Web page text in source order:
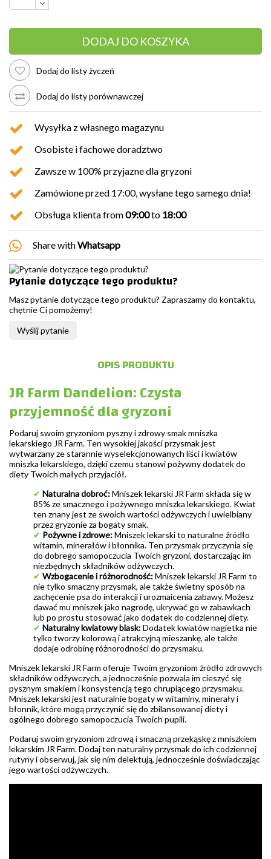
DODAJ DO KOSZYKA
Dodaj do listy życzeń
Dodaj do listy porównawczej
Wysyłka z własnego magazynu
Osobiste i fachowe doradztwo
Zawsze w 100% przyjazne dla gryzoni
Zamówione przed 17:00, wysłane tego samego dnia!
Obsługa klienta from09:00to 18:00
Share withWhatsapp
Pytanie dotyczące tego produktu?
Masz pytanie dotyczące tego produktu? Zapraszamy do kontaktu,
chętnie Ci pomożemy!
Wyślij pytanie
OPIS PRODUKTU
JR Farm Dandelion: Czysta
przyjemność dla gryzoni
Podaruj swoim gryzoniom pyszny i zdrowy smak mniszka
lekarskiego JR Farm. Ten wysokiej jakości przysmak jest
wytwarzany ze starannie wyselekcjonowanych liści i kwiatów
mniszka lekarskiego, dzięki czemu stanowi pożywny dodatek do
diety Twoich małych przyjaciół.
✔ Naturalna dobroć:Mniszek lekarski JR Farm składa się w
85% ze smacznego i pożywnego mniszka lekarskiego. Kwiat
ten znany jest ze swoich wartości odżywczych i uwielbiany
przez gryzonie za bogaty smak.
✔ Pożywne i zdrowe:Mniszek lekarski to naturalne źródło
witamin, minerałów i błonnika. Ten przysmak przyczynia się
do dobrego samopoczucia Twoich gryzoni, dostarczając im
niezbędnych składników odżywczych.
✔ Wzbogacenie i różnorodność:Mniszek lekarski JR Farm to
nie tylko smaczny przysmak, ale także świetny sposób na
zachęcenie psa do interakcji i urozmaicenia zabawy. Możesz
dawać mu mniszek jako nagrodę, ukrywać go w zabawkach
lub po prostu stosować jako dodatek do codziennej diety.
✔ Naturalny kwiatowy blask:Dodatek kwiatów nagietka nie
tylko tworzy kolorową i atrakcyjną mieszankę, ale także
dodaje odrobinę różnorodności do przysmaku.
Mniszek lekarski JR Farm oferuje Twoim gryzoniom źródło zdrowych
składników odżywczych, a jednocześnie pozwala im cieszyć się
pysznym smakiem i konsystencją tego chrupiącego przysmaku.
Mniszek lekarski jest naturalnie bogaty w witaminy, minerały i
błonnik, które mogą przyczynić się do zbilansowanej diety i
ogólnego dobrego samopoczucia Twoich pupili.
Podaruj swoim gryzoniom zdrową i smaczną przekąskę z mniszkiem
lekarskim JR Farm. Dodaj ten naturalny przysmak do ich codziennej
rutyny i obserwuj, jak się nim delektują, jednocześnie doświadczając
jego wartości odżywczych.